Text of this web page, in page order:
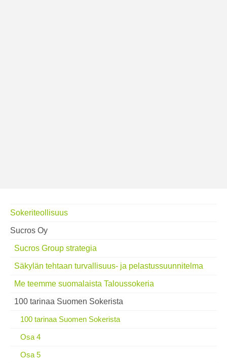
Sokeriteollisuus
Sucros Oy
Sucros Group strategia
Säkylän tehtaan turvallisuus- ja pelastussuunnitelma
Me teemme suomalaista Taloussokeria
100 tarinaa Suomen Sokerista
100 tarinaa Suomen Sokerista
Osa 4
Osa 5